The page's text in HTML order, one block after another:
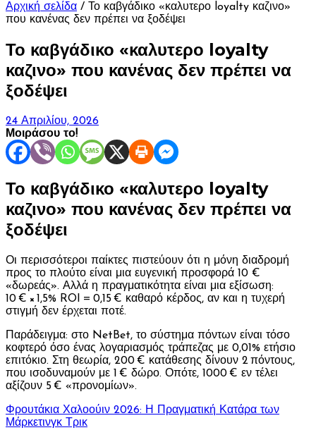
Αρχική σελίδα / Το καβγάδικο «καλυτερο loyalty καζινο»
που κανένας δεν πρέπει να ξοδέψει
Το καβγάδικο «καλυτερο loyalty
καζινο» που κανένας δεν πρέπει να
ξοδέψει
24 Απριλίου, 2026
Μοιράσου το!
Το καβγάδικο «καλυτερο loyalty
καζινο» που κανένας δεν πρέπει να
ξοδέψει
Οι περισσότεροι παίκτες πιστεύουν ότι η μόνη διαδρομή
προς το πλούτο είναι μια ευγενική προσφορά 10 €
«δωρεάς». Αλλά η πραγματικότητα είναι μια εξίσωση:
10 € × 1,5% ROI = 0,15 € καθαρό κέρδος, αν και η τυχερή
στιγμή δεν έρχεται ποτέ.
Παράδειγμα: στο NetBet, το σύστημα πόντων είναι τόσο
κοφτερό όσο ένας λογαριασμός τράπεζας με 0,01% ετήσιο
επιτόκιο. Στη θεωρία, 200 € κατάθεσης δίνουν 2 πόντους,
που ισοδυναμούν με 1 € δώρο. Οπότε, 1000 € εν τέλει
αξίζουν 5 € «προνομίων».
Φρουτάκια Χαλοούιν 2026: Η Πραγματική Κατάρα των
Μάρκετινγκ Τρικ